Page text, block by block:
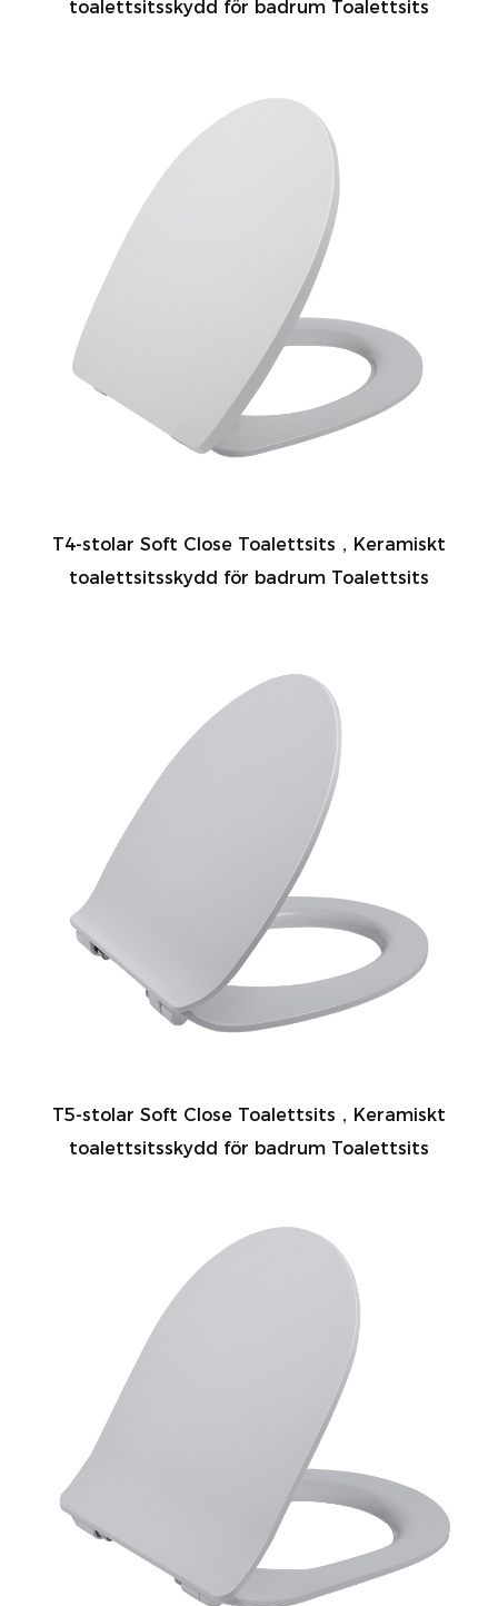
toalettsitsskydd för badrum Toalettsits
T4-stolar Soft Close Toalettsits，Keramiskt
toalettsitsskydd för badrum Toalettsits
T5-stolar Soft Close Toalettsits，Keramiskt
toalettsitsskydd för badrum Toalettsits